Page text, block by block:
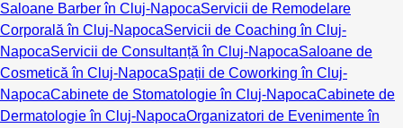
Saloane Barber în Cluj-NapocaServicii de Remodelare
Corporală în Cluj-NapocaServicii de Coaching în Cluj-
NapocaServicii de Consultanță în Cluj-NapocaSaloane de
Cosmetică în Cluj-NapocaSpații de Coworking în Cluj-
NapocaCabinete de Stomatologie în Cluj-NapocaCabinete de
Dermatologie în Cluj-NapocaOrganizatori de Evenimente în